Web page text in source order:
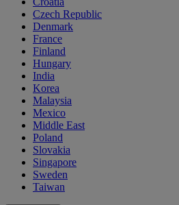
Czech Republic
Denmark
France
Finland
Hungary
India
Korea
Malaysia
Mexico
Middle East
Poland
Slovakia
Singapore
Sweden
Taiwan